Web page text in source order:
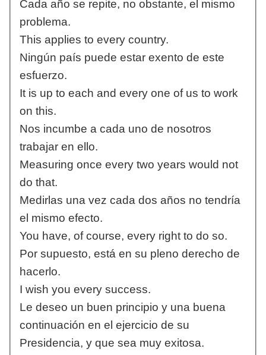
Cada año se repite, no obstante, el mismo
problema.
This applies to every country.
Ningún país puede estar exento de este
esfuerzo.
It is up to each and every one of us to work
on this.
Nos incumbe a cada uno de nosotros
trabajar en ello.
Measuring once every two years would not
do that.
Medirlas una vez cada dos años no tendría
el mismo efecto.
You have, of course, every right to do so.
Por supuesto, está en su pleno derecho de
hacerlo.
I wish you every success.
Le deseo un buen principio y una buena
continuación en el ejercicio de su
Presidencia, y que sea muy exitosa.